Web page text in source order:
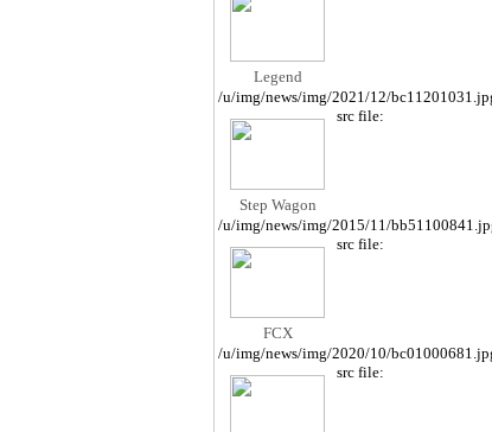
Legend
/u/img/news/img/2021/12/
Step Wagon
src file:
/u/img/news/img/2015/11/
FCX
src file:
/u/img/news/img/2020/10/
src file: